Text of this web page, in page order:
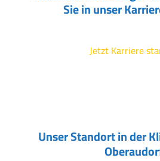
Sie in unser
Jetzt Karriere
Unser Standort in der